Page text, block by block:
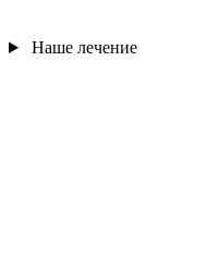
Наше лечение